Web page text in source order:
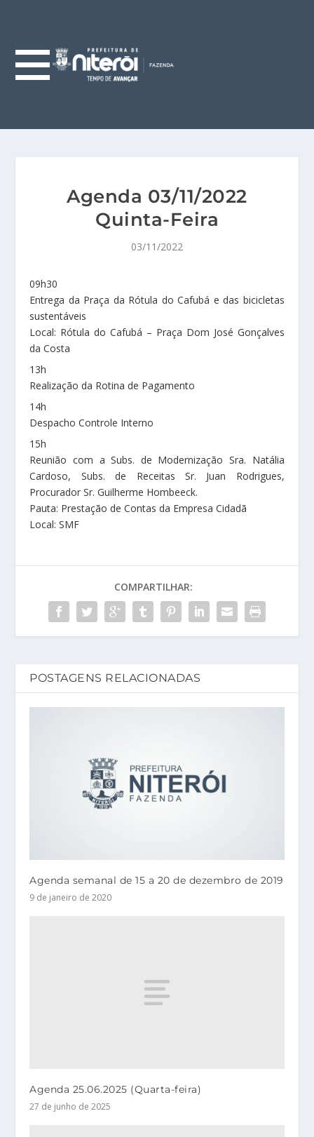
Agenda 03/11/2022
Quinta-Feira
03/11/2022
09h30
Entrega da Praça da Rótula do Cafubá e das bicicletas
sustentáveis
Local: Rótula do Cafubá – Praça Dom José Gonçalves
da Costa
13h
Realização da Rotina de Pagamento
14h
Despacho Controle Interno
15h
Reunião com a Subs. de Modernização Sra. Natália
Cardoso, Subs. de Receitas Sr. Juan Rodrigues,
Procurador Sr. Guilherme Hombeeck.
Pauta: Prestação de Contas da Empresa Cidadã
Local: SMF
COMPARTILHAR:
POSTAGENS RELACIONADAS
Agenda semanal de 15 a 20 de dezembro de 2019
9 de janeiro de 2020
Agenda 25.06.2025 (Quarta-feira)
27 de junho de 2025